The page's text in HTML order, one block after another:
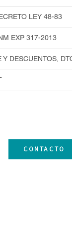
LEY 48-83
EXP 317-2013
Y DESCUENTOS,
CONTACTO